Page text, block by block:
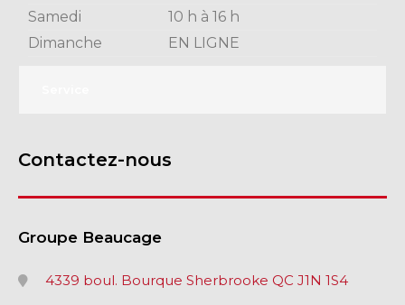
Samedi
10 h à 16 h
Dimanche
EN LIGNE
Contactez-nous
Groupe Beaucage
4339 boul. Bourque Sherbrooke QC J1N 1S4